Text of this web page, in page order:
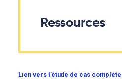
Ressources
Lien vers l’étude de cas complète